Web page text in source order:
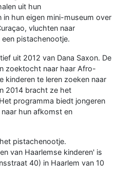
uit hun
in hun eigen mini-museum over
vluchten naar
een pistachenootje.
uit 2012 van Dana Saxon. De
zoektocht naar haar Afro-
kinderen te leren zoeken naar
2014 bracht ze het
programma biedt jongeren
hun afkomst en
pistachenootje.
van Haarlemse kinderen' is
40) in Haarlem van 10